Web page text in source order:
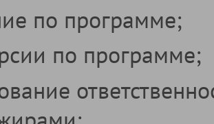
по программе;
по программе;